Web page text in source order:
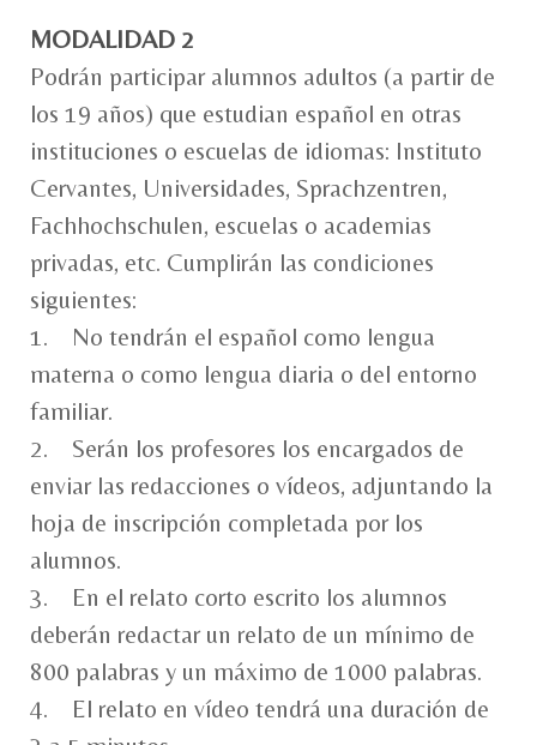
MODALIDAD 2
Podrán participar alumnos adultos (a partir de
los 19 años) que estudian español en otras
instituciones o escuelas de idiomas: Instituto
Cervantes, Universidades, Sprachzentren,
Fachhochschulen, escuelas o academias
privadas, etc. Cumplirán las condiciones
siguientes:
1. No tendrán el español como lengua
materna o como lengua diaria o del entorno
familiar.
2. Serán los profesores los encargados de
enviar las redacciones o vídeos, adjuntando la
hoja de inscripción completada por los
alumnos.
3. En el relato corto escrito los alumnos
deberán redactar un relato de un mínimo de
800 palabras y un máximo de 1000 palabras.
4. El relato en vídeo tendrá una duración de